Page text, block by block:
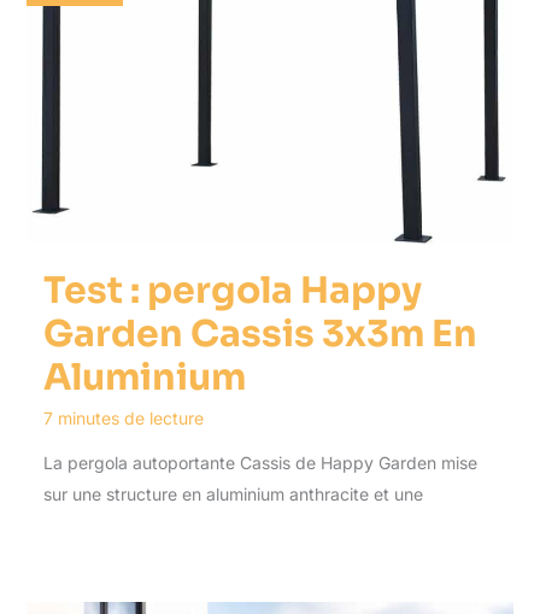
Test : pergola Happy
Garden Cassis 3x3m En
Aluminium
7 minutes de lecture
La pergola autoportante Cassis de Happy Garden mise
sur une structure en aluminium anthracite et une